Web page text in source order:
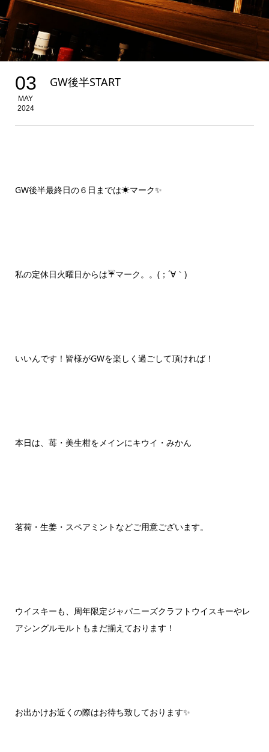
03
MAY
2024
GW後半START
GW後半最終日の６日までは☀マーク✨
私の定休日火曜日からは☔マーク。。(；´∀｀)
いいんです！皆様がGWを楽しく過ごして頂ければ！
本日は、苺・美生柑をメインにキウイ・みかん
茗荷・生姜・スペアミントなどご用意ございます。
ウイスキーも、周年限定ジャパニーズクラフトウイスキーやレ
アシングルモルトもまだ揃えております！
お出かけお近くの際はお待ち致しております✨